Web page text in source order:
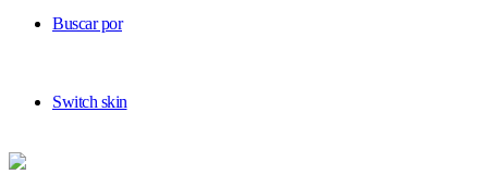
Buscar por
Switch skin